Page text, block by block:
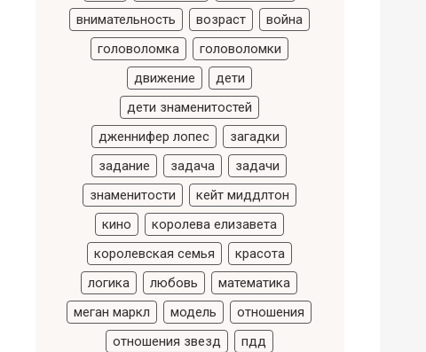
внимательность
возраст
война
головоломка
головоломки
движение
дети
дети знаменитостей
дженнифер лопес
загадки
задание
задача
задачи
знаменитости
кейт миддлтон
кино
королева елизавета
королевская семья
красота
логика
любовь
математика
меган маркл
модель
отношения
отношения звезд
пдд